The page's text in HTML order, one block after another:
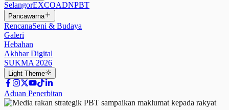
SelangorEXCOADNPBT
Pancawarna
RencanaSeni & Budaya
Galeri
Hebahan
Akhbar Digital
SUKMA 2026
Light Theme
Aduan Penerbitan